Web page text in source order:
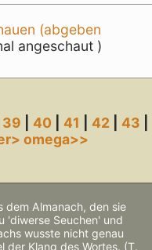
(abgeben
angeschaut )
39 40| 41 42 43
omega>>
dem Almanach, den sie
'diwerse Seuchen' und
wusste nicht genau
der Klang des Wortes. (T.